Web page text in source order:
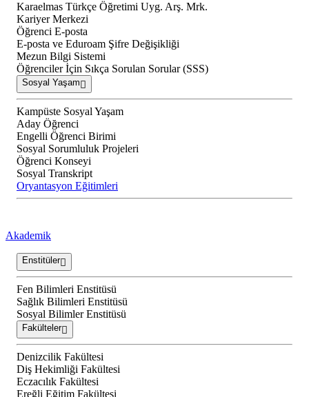
Karaelmas Türkçe Öğretimi Uyg. Arş. Mrk.
Kariyer Merkezi
Öğrenci E-posta
E-posta ve Eduroam Şifre Değişikliği
Mezun Bilgi Sistemi
Öğrenciler İçin Sıkça Sorulan Sorular (SSS)
Sosyal Yaşam
Kampüste Sosyal Yaşam
Aday Öğrenci
Engelli Öğrenci Birimi
Sosyal Sorumluluk Projeleri
Öğrenci Konseyi
Sosyal Transkript
Oryantasyon Eğitimleri
Akademik
Enstitüler
Fen Bilimleri Enstitüsü
Sağlık Bilimleri Enstitüsü
Sosyal Bilimler Enstitüsü
Fakülteler
Denizcilik Fakültesi
Diş Hekimliği Fakültesi
Eczacılık Fakültesi
Ereğli Eğitim Fakültesi